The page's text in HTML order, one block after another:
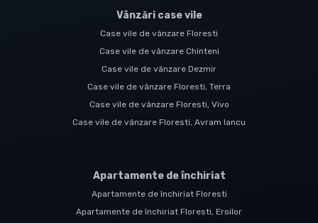
Vânzări case vile
Case vile de vânzare Floresti
Case vile de vânzare Chinteni
Case vile de vânzare Dezmir
Case vile de vânzare Floresti, Terra
Case vile de vânzare Floresti, Vivo
Case vile de vânzare Floresti, Avram Iancu
Apartamente de închiriat
Apartamente de închiriat Floresti
Apartamente de închiriat Floresti, Eroilor